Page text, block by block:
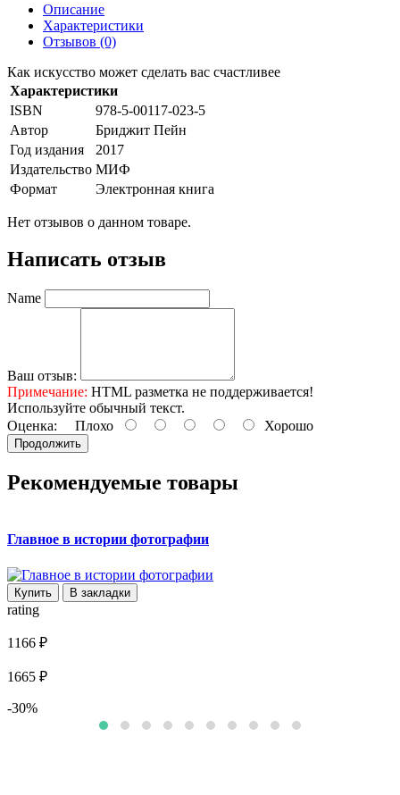
Описание
Характеристики
Отзывов (0)
Как искусство может сделать вас счастливее
Характеристики
ISBN
978-5-00117-023-5
Автор
Бриджит Пейн
Год издания
2017
Издательство МИФ
Формат
Электронная книга
Нет отзывов о данном товаре.
Написать отзыв
Name
Ваш отзыв:
Примечание: HTML разметка не поддерживается!
Используйте обычный текст.
Оценка: Плохо Хорошо
Продолжить
Рекомендуемые товары
Главное в истории фотографии
Купить В закладки
rating
1166 ₽
1665 ₽
-30%